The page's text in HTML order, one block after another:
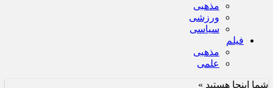
مذهبی
ورزشی
سیاسی
فیلم
مذهبی
علمی
شما اینجا هستید »